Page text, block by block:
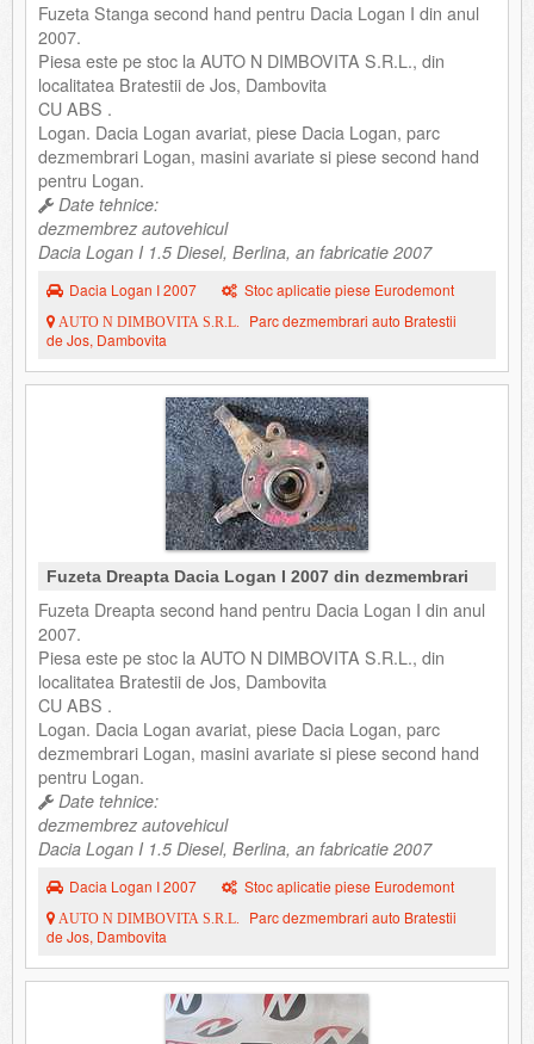
Fuzeta Stanga second hand pentru Dacia Logan I din anul
2007.
Piesa este pe stoc la AUTO N DIMBOVITA S.R.L., din
localitatea Bratestii de Jos, Dambovita
CU ABS .
Logan. Dacia Logan avariat, piese Dacia Logan, parc
dezmembrari Logan, masini avariate si piese second hand
pentru Logan.
Date tehnice:
dezmembrez autovehicul
Dacia Logan I 1.5 Diesel, Berlina, an fabricatie 2007
Dacia Logan I 2007 Stoc aplicatie piese Eurodemont
AUTO N DIMBOVITA S.R.L.
Parc dezmembrari auto Bratestii
de Jos, Dambovita
Fuzeta Dreapta Dacia Logan I 2007 din dezmembrari
Fuzeta Dreapta second hand pentru Dacia Logan I din anul
2007.
Piesa este pe stoc la AUTO N DIMBOVITA S.R.L., din
localitatea Bratestii de Jos, Dambovita
CU ABS .
Logan. Dacia Logan avariat, piese Dacia Logan, parc
dezmembrari Logan, masini avariate si piese second hand
pentru Logan.
Date tehnice:
dezmembrez autovehicul
Dacia Logan I 1.5 Diesel, Berlina, an fabricatie 2007
Dacia Logan I 2007 Stoc aplicatie piese Eurodemont
AUTO N DIMBOVITA S.R.L.
Parc dezmembrari auto Bratestii
de Jos, Dambovita